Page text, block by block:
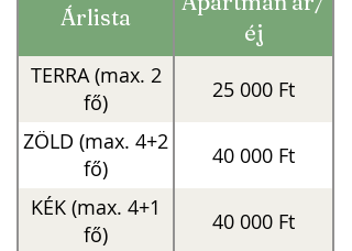
Árlista
éj
TERRA (max. 2
fő)
25 000 Ft
ZÖLD (max. 4+2
fő)
40 000 Ft
KÉK (max. 4+1
fő)
40 000 Ft